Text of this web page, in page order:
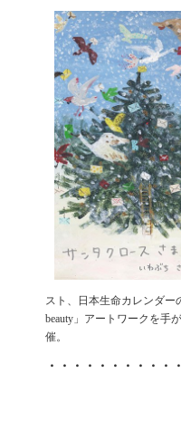
スト、日本生命カレンダー
beauty」アートワークを手
催。
・・・・・・・・・・